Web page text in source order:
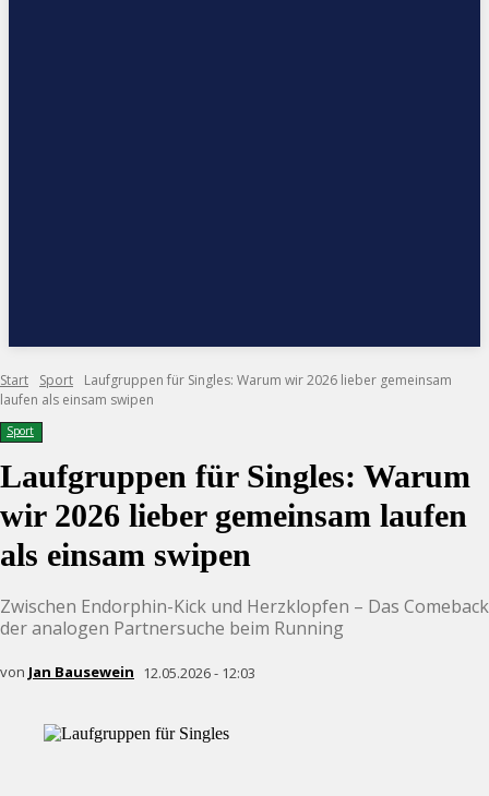
Start Sport
Laufgruppen für Singles: Warum wir 2026 lieber gemeinsam
laufen als einsam swipen
Sport
Laufgruppen für Singles: Warum
wir 2026 lieber gemeinsam laufen
als einsam swipen
Zwischen Endorphin-Kick und Herzklopfen – Das Comeback
der analogen Partnersuche beim Running
von Jan Bausewein 12.05.2026 - 12:03